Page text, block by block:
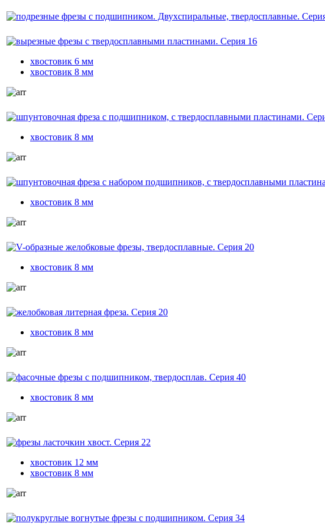
хвостовик 6 мм
хвостовик 8 мм
хвостовик 8 мм
хвостовик 8 мм
хвостовик 8 мм
хвостовик 8 мм
хвостовик 8 мм
хвостовик 12 мм
хвостовик 8 мм